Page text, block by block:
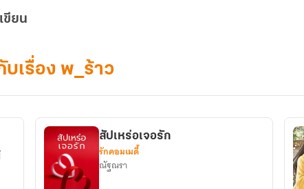
ขียน
เรื่อง พ_ร้าว
สัปเหร่อเจอรัก
รักคอมเมดี้
ณัฐณรา